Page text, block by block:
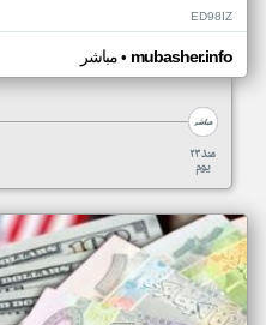
ED98IZ
مباشر• mubasher.info
منذ ٢٣
يوم